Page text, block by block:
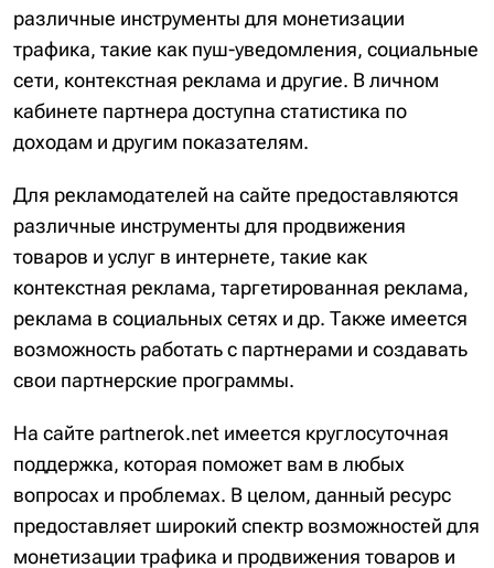
различные инструменты для монетизации
трафика, такие как пуш-уведомления, социальные
сети, контекстная реклама и другие. В личном
кабинете партнера доступна статистика по
доходам и другим показателям.
Для рекламодателей на сайте предоставляются
различные инструменты для продвижения
товаров и услуг в интернете, такие как
контекстная реклама, таргетированная реклама,
реклама в социальных сетях и др. Также имеется
возможность работать с партнерами и создавать
свои партнерские программы.
На сайте partnerok.net имеется круглосуточная
поддержка, которая поможет вам в любых
вопросах и проблемах. В целом, данный ресурс
предоставляет широкий спектр возможностей для
монетизации трафика и продвижения товаров и